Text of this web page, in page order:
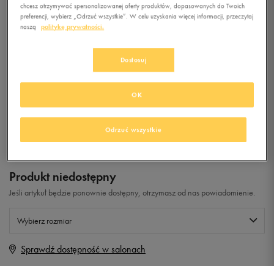
0.0(0)
+ 1000 PKT WKLUBIE 50 STYLE
Produkt niedostępny
Jeśli artykuł będzie ponownie dostępny, otrzymasz od nas powiadomienie.
Wybierz rozmiar
Rozmiary EU
Sprawdź dostępność w salonach
chcesz otrzymywać spersonalizowanej oferty produktów, dopasowanych do Twoich
preferencji, wybierz „Odrzuć wszystkie”. W celu uzyskania więcej informacji, przeczytaj
naszą
politykę prywatności.
Dostosuj
Odrzuć wszystkie
OK